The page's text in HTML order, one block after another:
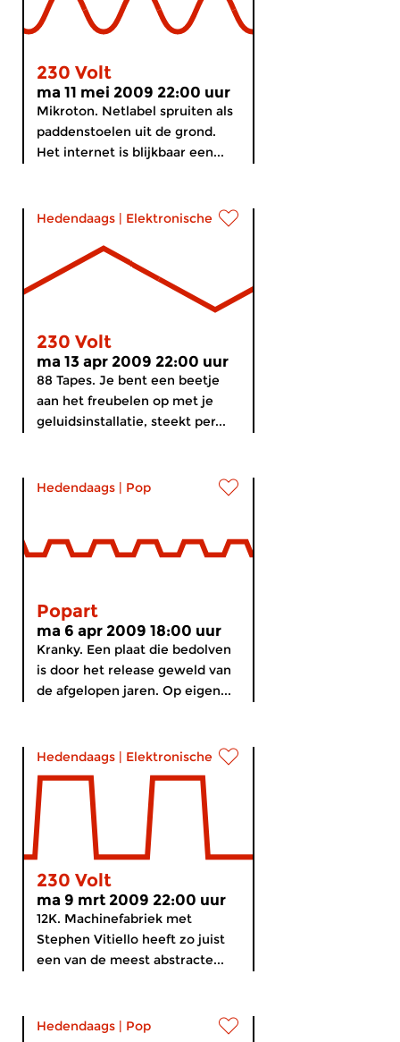
230 Volt
ma 11 mei 2009 22:00 uur
Mikroton. Netlabel spruiten als
paddenstoelen uit de grond.
Het internet is blijkbaar een...
Hedendaags | Elektronische muziek
230 Volt
ma 13 apr 2009 22:00 uur
88 Tapes. Je bent een beetje
aan het freubelen op met je
geluidsinstallatie, steekt per...
Hedendaags | Pop
Popart
ma 6 apr 2009 18:00 uur
Kranky. Een plaat die bedolven
is door het release geweld van
de afgelopen jaren. Op eigen...
Hedendaags | Elektronische muziek
230 Volt
ma 9 mrt 2009 22:00 uur
12K. Machinefabriek met
Stephen Vitiello heeft zo juist
een van de meest abstracte...
Hedendaags | Pop